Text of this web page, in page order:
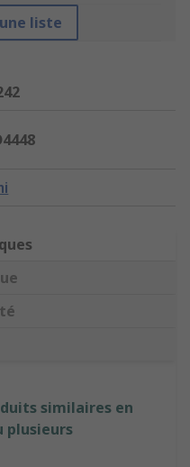
liste
similaires en
plusieurs